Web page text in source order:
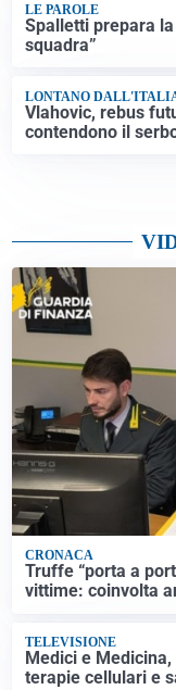
LE PAROLE
Spalletti prepara
squadra”
LONTANO
Vlahovic, rebus
contendono il
CRONACA
Truffe “porta a
vittime: coinvolta
TELEVISIONE
Medici e
terapie cellulari e